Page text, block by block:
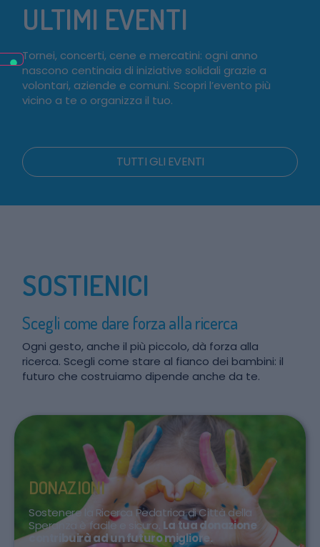
ULTIMI EVENTI
Tornei, concerti, cene e mercatini: ogni anno
nascono centinaia di iniziative solidali grazie a
volontari, aziende e comuni. Scopri l’evento più
vicino a te o organizza il tuo.
TUTTI GLI EVENTI
SOSTIENICI
Scegli come dare forza alla ricerca
Ogni gesto, anche il più piccolo, dà forza alla
ricerca. Scegli come stare al fianco dei bambini: il
futuro che costruiamo dipende anche da te.
DONAZIONI
Sostenere la Ricerca Pedatrica di Città della
Speranza è facile e sicuro. La tua donazione
contribuirà ad un futuro migliore.